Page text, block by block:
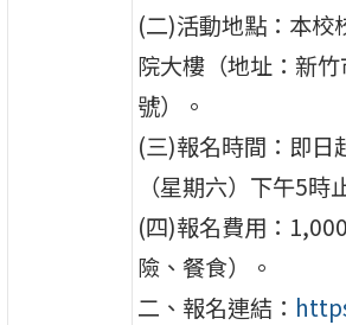
(二)活動地點：本校
院大樓（地址：新
號）。
(三)報名時間：即日
（星期六）下午5時
(四)報名費用：
險、餐食）。
二、報名連結：